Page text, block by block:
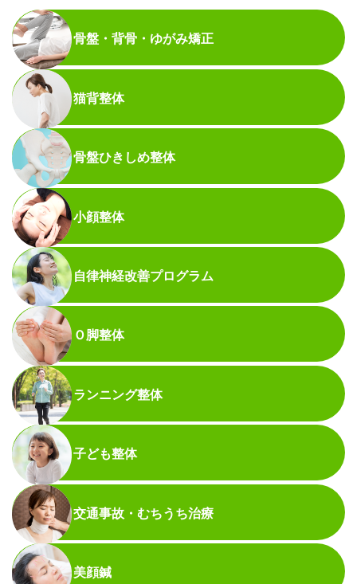
骨盤・背骨・ゆがみ矯正
猫背整体
骨盤ひきしめ整体
小顔整体
自律神経改善プログラム
Ｏ脚整体
ランニング整体
子ども整体
交通事故・むちうち治療
美顔鍼